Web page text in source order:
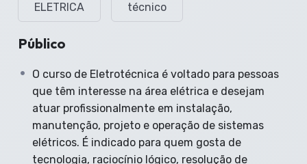
ELETRICA técnico
Público
O curso de Eletrotécnica é voltado para pessoas
que têm interesse na área elétrica e desejam
atuar profissionalmente em instalação,
manutenção, projeto e operação de sistemas
elétricos. É indicado para quem gosta de
tecnologia, raciocínio lógico, resolução de